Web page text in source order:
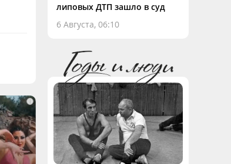
i
липовых ДТП зашло в суд
6 Августа, 06:10